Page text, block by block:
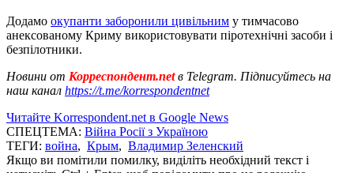
Додамо окупанти заборонили цивільним у тимчасово
анексованому Криму використовувати піротехнічні засоби і
безпілотники.
Новини от Корреспондент.netв Telegram. Підписуйтесь на
наш канал https://t.me/korrespondentnet
Читайте Korrespondent.net в Google News
СПЕЦТЕМА: Війна Росії з Україною
ТЕГИ: война, Крым, Владимир Зеленский
Якщо ви помітили помилку, виділіть необхідний текст і